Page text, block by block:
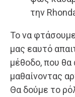
την
Το να
μας εαυτό
μέθοδο, που
μαθαίνοντας
Θα δούμε το